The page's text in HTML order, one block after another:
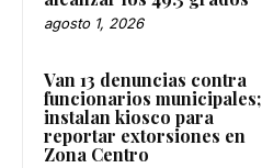
agosto 1, 2026
Van 13 denuncias contra
funcionarios municipales;
instalan kiosco para
reportar extorsiones en
Zona Centro